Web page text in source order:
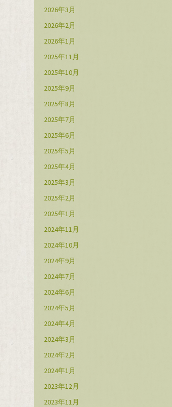
2026年3月
2026年2月
2026年1月
2025年11月
2025年10月
2025年9月
2025年8月
2025年7月
2025年6月
2025年5月
2025年4月
2025年3月
2025年2月
2025年1月
2024年11月
2024年10月
2024年9月
2024年7月
2024年6月
2024年5月
2024年4月
2024年3月
2024年2月
2024年1月
2023年12月
2023年11月